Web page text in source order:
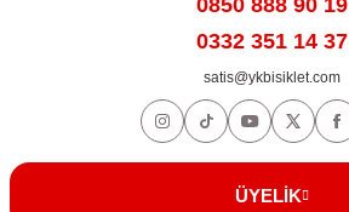
0850 888 90 19
0332 351 14 37
satis@ykbisiklet.com
ÜYELİK